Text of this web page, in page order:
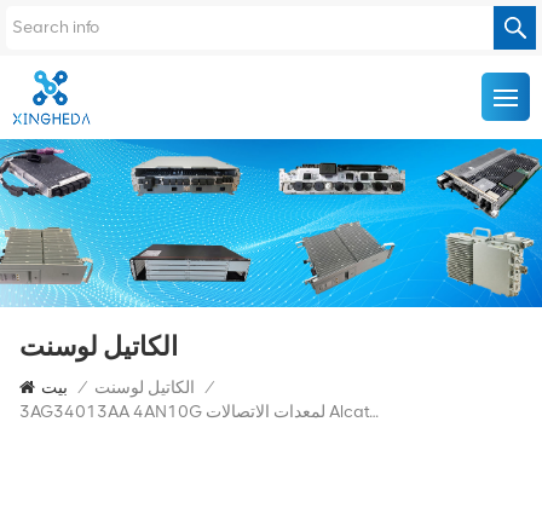
الكاتيل لوسنت
بيت / الكاتيل لوسنت /
3AG34013AA 4AN10G لمعدات الاتصالات Alcatel Lucent